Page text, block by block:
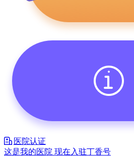
医院认证
这是我的医院 现在入驻丁香号